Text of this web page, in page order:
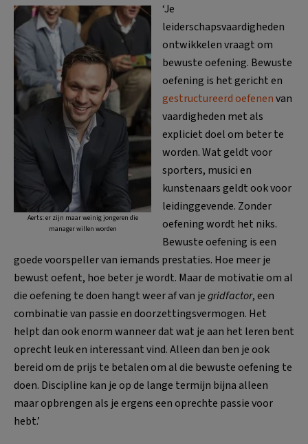
Aerts: er zijn maar weinig jongeren die
manager willen worden
‘Je
leiderschapsvaardigheden
ontwikkelen vraagt om
bewuste oefening. Bewuste
oefening is het gericht en
gestructureerd oefenenvan
vaardigheden met als
expliciet doel om beter te
worden. Wat geldt voor
sporters, musici en
kunstenaars geldt ook voor
leidinggevende. Zonder
oefening wordt het niks.
Bewuste oefening is een
goede voorspeller van iemands prestaties. Hoe meer je
bewust oefent, hoe beter je wordt. Maar de motivatie om al
die oefening te doen hangt weer af van jegridfactor, een
combinatie van passie en doorzettingsvermogen. Het
helpt dan ook enorm wanneer dat wat je aan het leren bent
oprecht leuk en interessant vind. Alleen dan ben je ook
bereid om de prijs te betalen om al die bewuste oefening te
doen. Discipline kan je op de lange termijn bijna alleen
maar opbrengen als je ergens een oprechte passie voor
hebt.’